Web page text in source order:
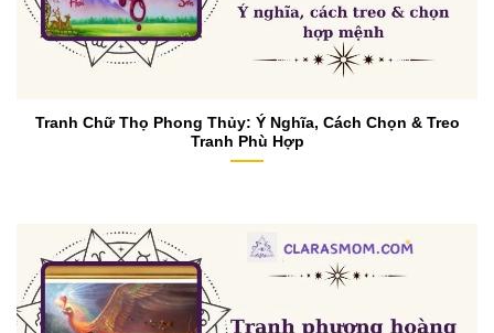
Tranh Chữ Thọ Phong Thủy: Ý Nghĩa, Cách Chọn & Treo
Tranh Phù Hợp